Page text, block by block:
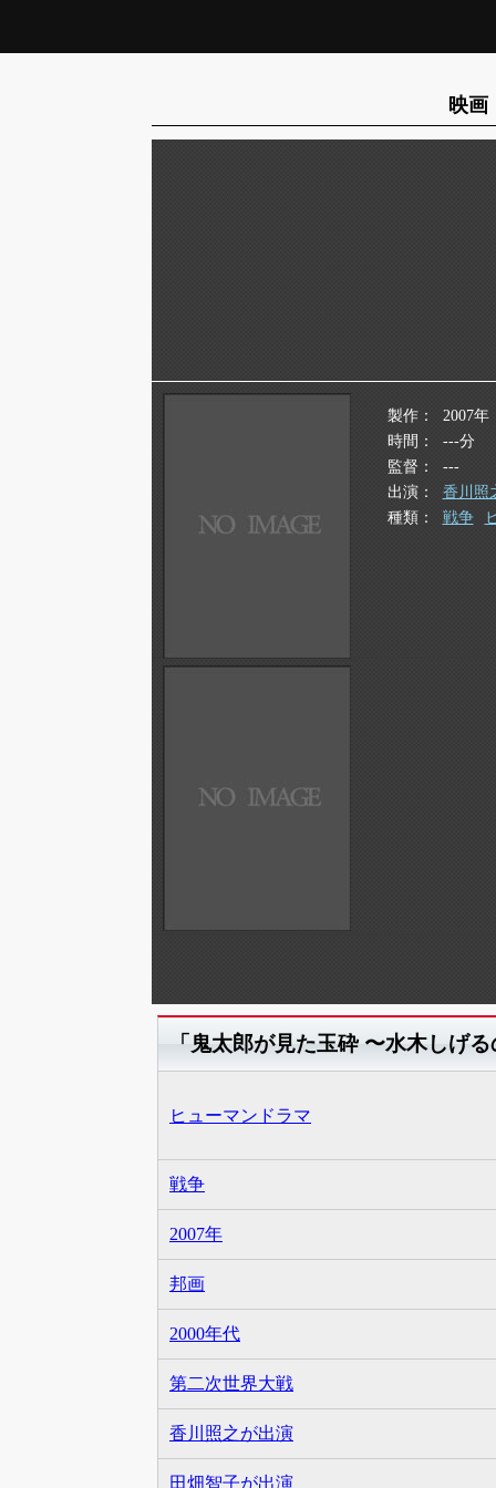
映画
製作
2007年
時間
---分
監督
---
出演
香川照
種類
戦争
「鬼太郎が見た玉砕 〜水木しげ
ヒューマンドラマ
戦争
2007年
邦画
2000年代
第二次世界大戦
香川照之が出演
田畑智子が出演